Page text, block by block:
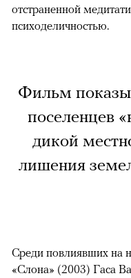
отстраненной
психоделичностью.
Фильм
поселенцев
дикой
лишения
Среди повлиявших на
«Слона» (2003) Гаса